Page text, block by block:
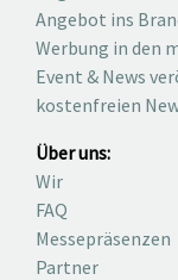
Angebot ins
Werbung in den
Event & News
kostenfreien
Über uns:
Wir
FAQ
Messepräsenzen
Partner